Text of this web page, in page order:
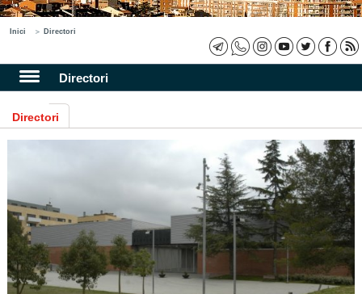
Inici Directori
Directori
Directori